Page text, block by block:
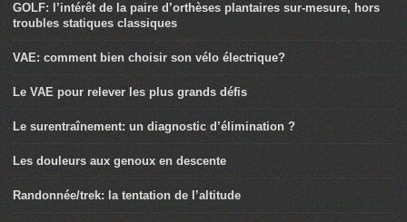
GOLF: l’intérêt de la paire d’orthèses plantaires sur-mesure, hors
troubles statiques classiques
VAE: comment bien choisir son vélo électrique?
Le VAE pour relever les plus grands défis
Le surentraînement: un diagnostic d’élimination ?
Les douleurs aux genoux en descente
Randonnée/trek: la tentation de l’altitude